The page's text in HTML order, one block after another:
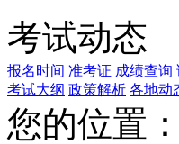
考试动态
报名时间 准考证 成绩查询
考试大纲 政策解析 各地动
您的位置：